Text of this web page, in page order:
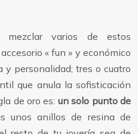
mezclar varios de estos
« fun » y económico
y personalidad; tres o cuatro
que anula la sofisticación
de oro es: un solo punto de
unos anillos de resina de